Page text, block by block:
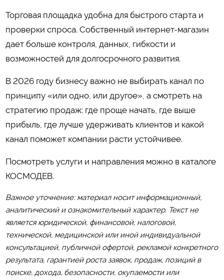
Торговая площадка удобна для быстрого старта и
проверки спроса. Собственный интернет-магазин
дает больше контроля, данных, гибкости и
возможностей для долгосрочного развития.
В 2026 году бизнесу важно не выбирать канал по
принципу «или одно, или другое», а смотреть на
стратегию продаж: где проще начать, где выше
прибыль, где лучше удерживать клиентов и какой
канал поможет компании расти устойчивее.
Посмотреть услуги и направления можно в каталоге
КОСМОДЕВ.
Важное уточнение: материал носит информационный,
аналитический и ознакомительный характер. Текст не
является юридической, финансовой, налоговой,
технической, медицинской или иной индивидуальной
консультацией, публичной офертой, рекламой конкретного
результата, гарантией роста заявок, продаж, позиций в
поиске, дохода, безопасности, окупаемости или